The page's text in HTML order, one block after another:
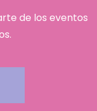
de los eventos